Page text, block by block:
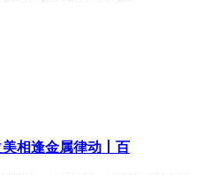
美相逢金属律动丨百